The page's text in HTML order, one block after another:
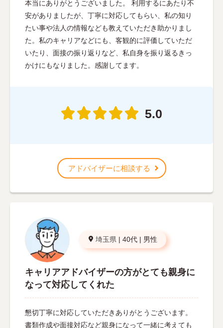
本当にありがとうございました。 利用するにあたり不
安がありましたが、丁寧に対応してもらい、私の知り
たい事や法人の情報なども教えていただき助かりまし
た。私のキャリアなどにも、客観的に評価していただ
いたり、面接の振り返りなど、私自身を振り返るきっ
かけにもなりました。感謝してます。
5.0
アドバイザーに相談する
埼玉県 | 40代 | 男性
キャリアアドバイザーの方がとても親身に
なって対応してくれた
懇切丁寧に対応していただきありがとうございます。
書類作成や面接対応など親身になって一緒に考えても